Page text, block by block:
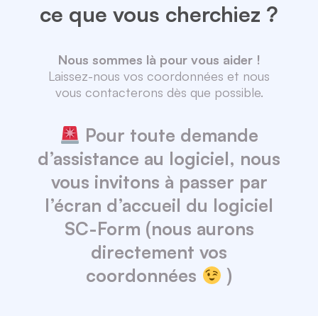
ce que vous cherchiez ?
Nous sommes là pour vous aider !
Laissez-nous vos coordonnées et nous
vous contacterons dès que possible.
Pour toute demande
d’assistance au logiciel, nous
vous invitons à passer par
l’écran d’accueil du logiciel
SC-Form (nous aurons
directement vos
coordonnées
)